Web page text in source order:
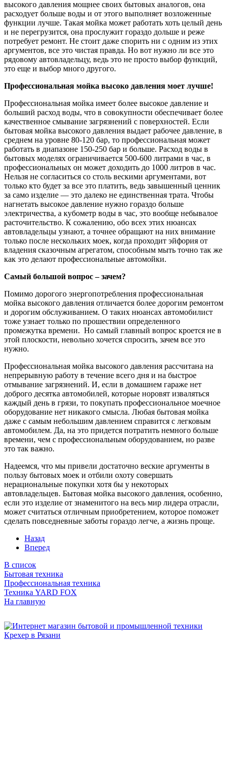
высокого давления мощнее своих бытовых аналогов, она
расходует больше воды и от этого выполняет возложенные
функции лучше. Такая мойка может работать хоть целый день
и не перегрузится, она прослужит гораздо дольше и реже
потребует ремонт. Не стоит даже спорить ни с одним из этих
аргументов, все это чистая правда. Но вот нужно ли все это
рядовому автовладельцу, ведь это не просто выбор функций,
это еще и выбор много другого.
Профессиональная мойка высоко давления моет лучше!
Профессиональная мойка имеет более высокое давление и
больший расход воды, что в совокупности обеспечивает более
качественное смывание загрязнений с поверхностей. Если
бытовая мойка высокого давления выдает рабочее давление, в
среднем на уровне 80-120 бар, то профессиональная может
работать в диапазоне 150-250 бар и больше. Расход воды в
бытовых моделях ограничивается 500-600 литрами в час, в
профессиональных он может доходить до 1000 литров в час.
Нельзя не согласиться со столь вескими аргументами, вот
только кто будет за все это платить, ведь завышенный ценник
за само изделие — это далеко не единственная трата. Чтобы
нагнетать высокое давление нужно гораздо больше
электричества, а кубометр воды в час, это вообще небывалое
расточительство. К сожалению, обо всех этих нюансах
автовладельцы узнают, а точнее обращают на них внимание
только после нескольких моек, когда проходит эйфория от
владения сказочным агрегатом, способным мыть точно так же
как это делают профессиональные автомойки.
Самый большой вопрос – зачем?
Помимо дорогого энергопотребления профессиональная
мойка высокого давления отличается более дорогим ремонтом
и дорогим обслуживанием. О таких нюансах автомобилист
тоже узнает только по прошествии определенного
промежутка времени. Но самый главный вопрос кроется не в
этой плоскости, невольно хочется спросить, зачем все это
нужно.
Профессиональная мойка высокого давления рассчитана на
непрерывную работу в течение всего дня и на быстрое
отмывание загрязнений. И, если в домашнем гараже нет
доброго десятка автомобилей, которые норовят изваляться
каждый день в грязи, то покупать профессиональное моечное
оборудование нет никакого смысла. Любая бытовая мойка
даже с самым небольшим давлением справится с легковым
автомобилем. Да, на это придется потратить немного больше
времени, чем с профессиональным оборудованием, но разве
это так важно.
Надеемся, что мы привели достаточно веские аргументы в
пользу бытовых моек и отбили охоту совершать
нерациональные покупки хотя бы у некоторых
автовладельцев. Бытовая мойка высокого давления, особенно,
если это изделие от знаменитого на весь мир лидера отрасли,
может считаться отличным приобретением, которое поможет
сделать повседневные заботы гораздо легче, а жизнь проще.
Назад
Вперед
В список
Бытовая техника
Профессиональная техника
Техника YARD FOX
На главную